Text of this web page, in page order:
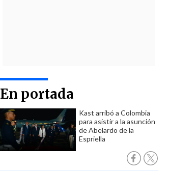
En portada
Kast arribó a Colombia
para asistir a la asunción
de Abelardo de la
Espriella